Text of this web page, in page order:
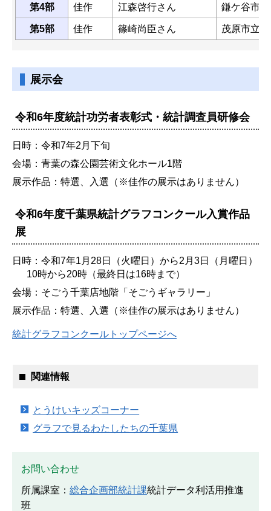
第4部
佳作 江森啓行さん
鎌ケ谷市
第5部
佳作 篠崎尚臣さん 茂原市立
展示会
令和6年度統計功労者表彰式・統計調査員研修会
日時：令和7年2月下旬
会場：青葉の森公園芸術文化ホール1階
展示作品：特選、入選（※佳作の展示はありません）
令和6年度千葉県統計グラフコンクール入賞作品
展
日時：令和7年1月28日（火曜日）から2月3日（月曜日）
10時から20時（最終日は16時まで）
会場：そごう千葉店地階「そごうギャラリー」
展示作品：特選、入選（※佳作の展示はありません）
統計グラフコンクールトップページへ
関連情報
とうけいキッズコーナー
グラフで見るわたしたちの千葉県
お問い合わせ
所属課室： 総合企画部統計課統計データ利活用推進
班